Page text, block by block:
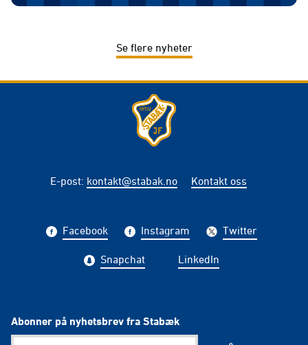
Se flere nyheter
E-post: kontakt@stabak.no Kontakt oss
Facebook Instagram Twitter
Snapchat LinkedIn
Abonner på nyhetsbrev fra Stabæk